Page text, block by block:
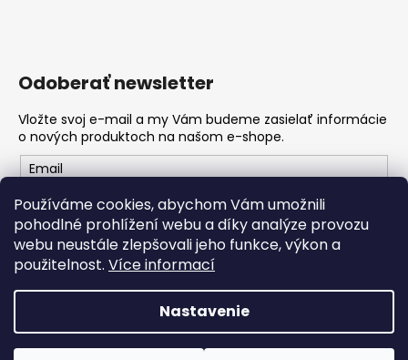
Používáme cookies, abychom Vám umožnili
pohodlné prohlížení webu a díky analýze provozu
webu neustále zlepšovali jeho funkce, výkon a
použitelnost. Více informací
Nastavenie
Odoberať newsletter
Vložte svoj e-mail a my Vám budeme zasielať informácie
o nových produktoch na našom e-shope.
Email
Vložením e-mailu souhlasíte spodmínkami ochrany
osobních údajů
PRIHLÁSIŤ SA